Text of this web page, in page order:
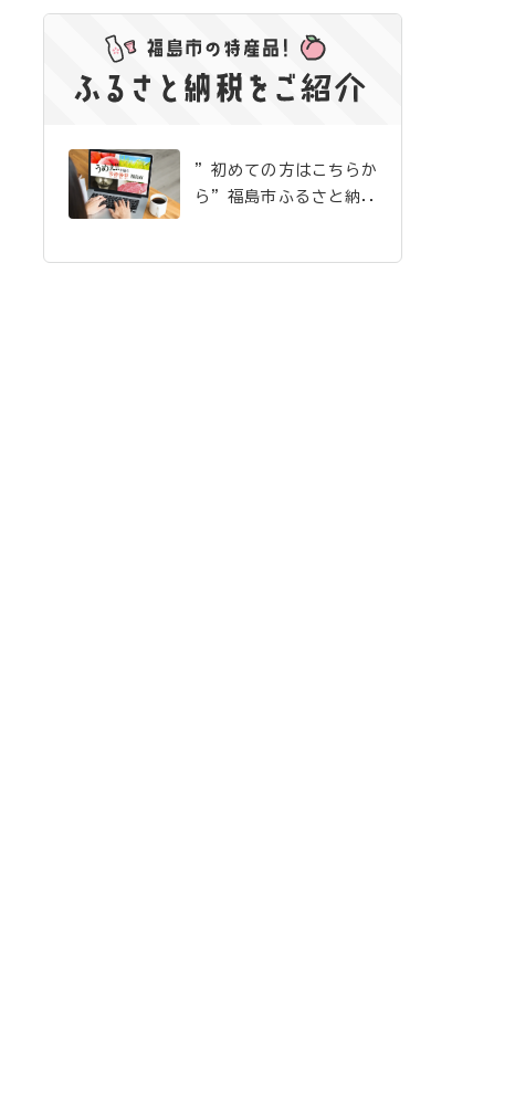
”初めての方はこちらか
ら”福島市ふるさと納税